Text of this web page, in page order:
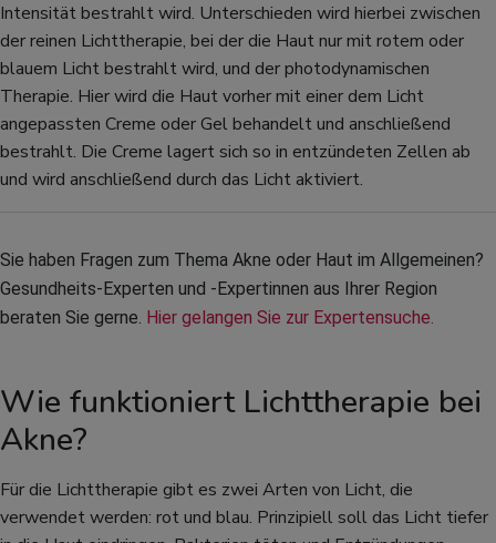
Intensität bestrahlt wird. Unterschieden wird hierbei zwischen
der reinen Lichttherapie, bei der die Haut nur mit rotem oder
blauem Licht bestrahlt wird, und der photodynamischen
Therapie. Hier wird die Haut vorher mit einer dem Licht
angepassten Creme oder Gel behandelt und anschließend
bestrahlt. Die Creme lagert sich so in entzündeten Zellen ab
und wird anschließend durch das Licht aktiviert.
Sie haben Fragen zum Thema Akne oder Haut im Allgemeinen?
Gesundheits-Experten und -Expertinnen aus Ihrer Region
beraten Sie gerne. Hier gelangen Sie zur Expertensuche.
Wie funktioniert Lichttherapie bei
Akne?
Für die Lichttherapie gibt es zwei Arten von Licht, die
verwendet werden: rot und blau. Prinzipiell soll das Licht tiefer